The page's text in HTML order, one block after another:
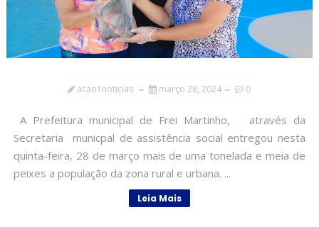
acao1noticias março 28, 2024 0
A Prefeitura municipal de Frei Martinho, através da
Secretaria municpal de assistência social entregou nesta
quinta-feira, 28 de março mais de uma tonelada e meia de
peixes a população da zona rural e urbana. ...
Leia Mais